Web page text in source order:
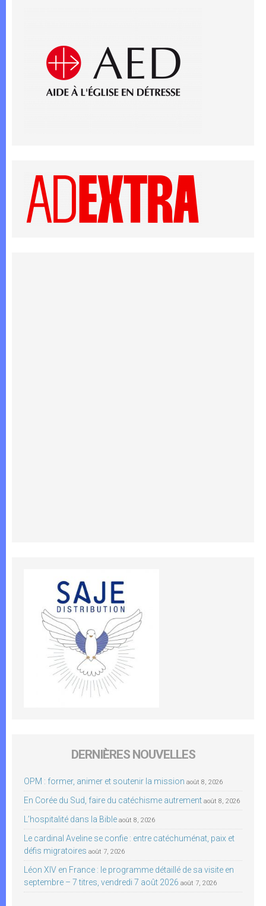
DERNIÈRES NOUVELLES
OPM : former, animer et soutenir la mission août 8, 2026
En Corée du Sud, faire du catéchisme autrement août 8, 2026
L’hospitalité dans la Bible août 8, 2026
Le cardinal Aveline se confie : entre catéchuménat, paix et
défis migratoires août 7, 2026
Léon XIV en France : le programme détaillé de sa visite en
septembre – 7 titres, vendredi 7 août 2026 août 7, 2026